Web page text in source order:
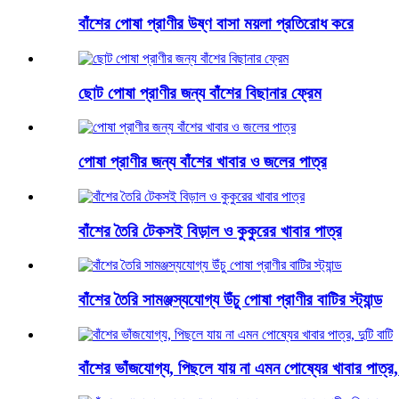
বাঁশের পোষা প্রাণীর উষ্ণ বাসা ময়লা প্রতিরোধ করে
ছোট পোষা প্রাণীর জন্য বাঁশের বিছানার ফ্রেম
পোষা প্রাণীর জন্য বাঁশের খাবার ও জলের পাত্র
বাঁশের তৈরি টেকসই বিড়াল ও কুকুরের খাবার পাত্র
বাঁশের তৈরি সামঞ্জস্যযোগ্য উঁচু পোষা প্রাণীর বাটির স্ট্যান্ড
বাঁশের ভাঁজযোগ্য, পিছলে যায় না এমন পোষ্যের খাবার পাত্র,